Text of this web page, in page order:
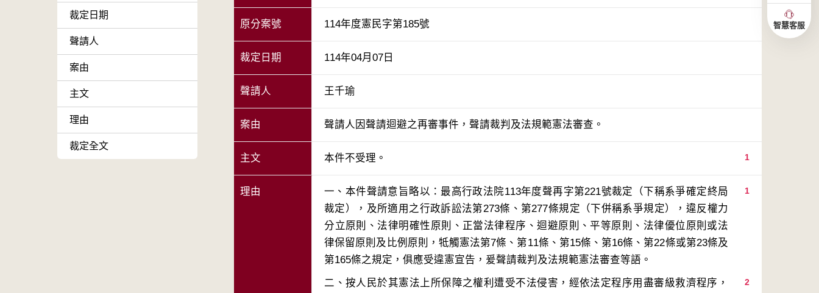
裁定日期
聲請人
案由
主文
理由
裁定全文
原分案號 114年度憲民字第185號
裁定日期 114年04月07日
聲請人 王千瑜
案由 聲請人因聲請迴避之再審事件，聲請裁判及法規範憲法審查。
主文 1
本件不受理。
理由 1
一、本件聲請意旨略以：最高行政法院113年度聲再字第221號裁定（下稱系爭確定終局
裁定），及所適用之行政訴訟法第273條、第277條規定（下併稱系爭規定），違反權力
分立原則、法律明確性原則、正當法律程序、迴避原則、平等原則、法律優位原則或法
律保留原則及比例原則，牴觸憲法第7條、第11條、第15條、第16條、第22條或第23條及
2
二、按人民於其憲法上所保障之權利遭受不法侵害，經依法定程序用盡審級救濟程序，
智慧客服